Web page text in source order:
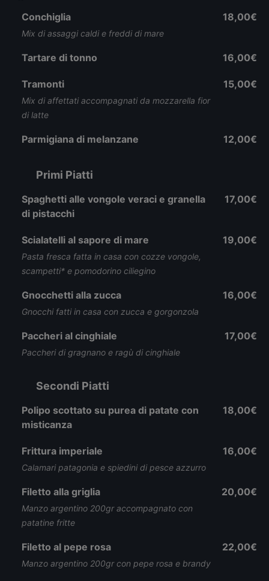
Conchiglia
Mix di assaggi caldi e freddi di mare
18,00€
Tartare di tonno 16,00€
Tramonti
Mix di affettati accompagnati da mozzarella fior
di latte
15,00€
Parmigiana di melanzane 12,00€
Primi Piatti
Spaghetti alle vongole veraci e granella
di pistacchi
17,00€
Scialatelli al sapore di mare
Pasta fresca fatta in casa con cozze vongole,
scampetti* e pomodorino ciliegino
19,00€
Gnocchetti alla zucca
Gnocchi fatti in casa con zucca e gorgonzola
16,00€
Paccheri al cinghiale
Paccheri di gragnano e ragù di cinghiale
17,00€
Secondi Piatti
Polipo scottato su purea di patate con
misticanza
18,00€
Frittura imperiale
Calamari patagonia e spiedini di pesce azzurro
16,00€
Filetto alla griglia
Manzo argentino 200gr accompagnato con
patatine fritte
20,00€
Filetto al pepe rosa
Manzo argentino 200gr con pepe rosa e brandy
22,00€